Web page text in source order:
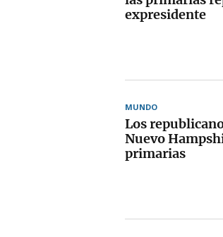
expresidente
MUNDO
Los
Nuevo
primarias